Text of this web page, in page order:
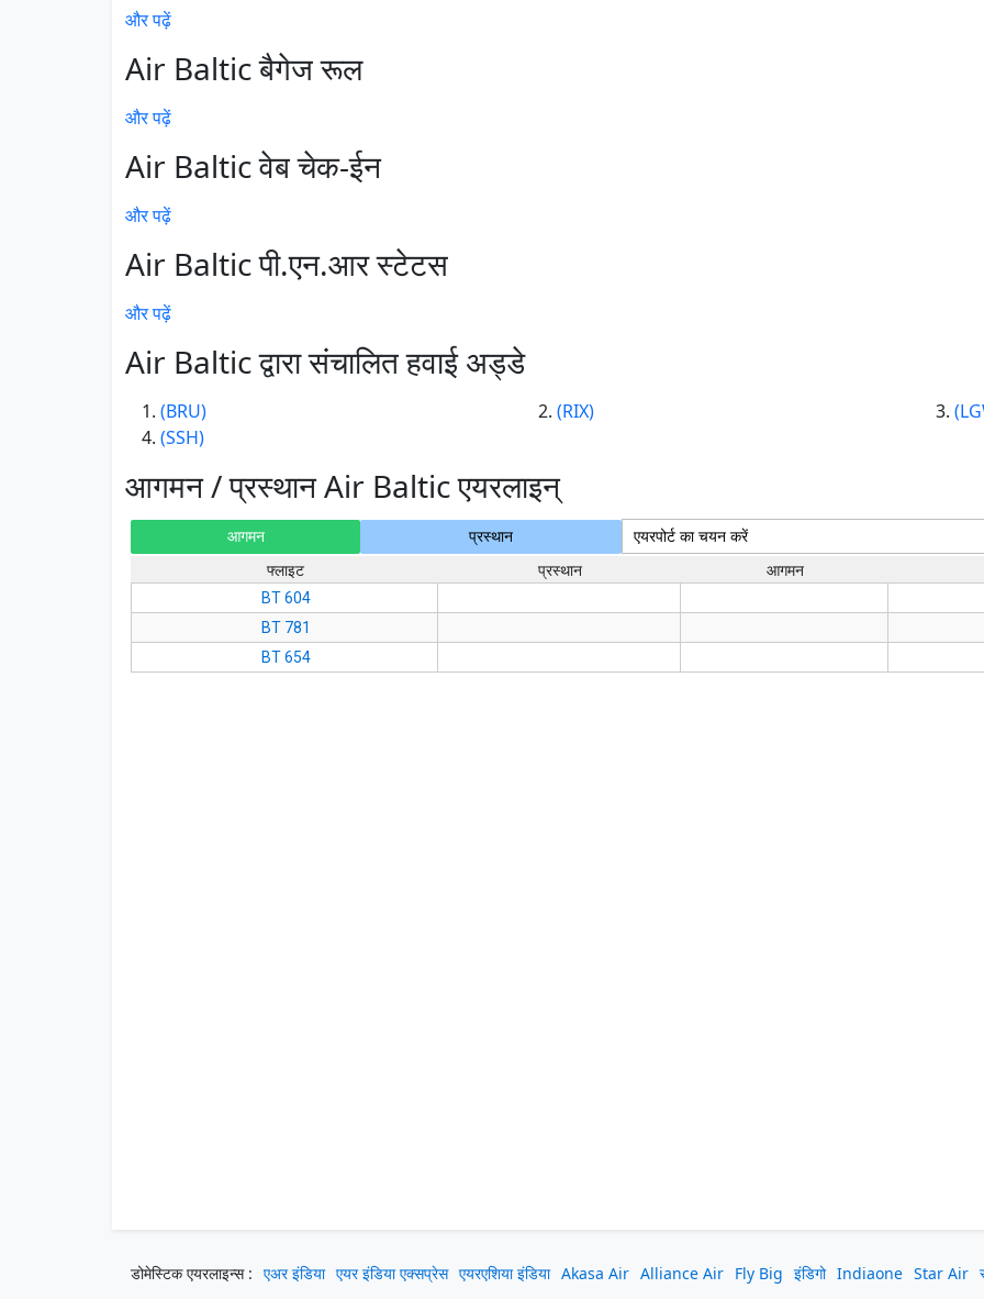
और पढ़ें
Air Baltic बैगेज रूल
और पढ़ें
Air Baltic वेब चेक-ईन
और पढ़ें
Air Baltic पी.एन.आर स्टेटस
और पढ़ें
Air Baltic द्वारा संचालित हवाई अड्डे
(BRU) (RIX)
(SSH)
आगमन / प्रस्थान Air Baltic एयरलाइन्
डोमेस्टिक एयरलाइन्स : एअर इंडिया एयर इंडिया एक्सप्रेस एयरएशिया इंडिया Akasa Air Alliance Air Fly Big इंडिगो Indiaone Star Air